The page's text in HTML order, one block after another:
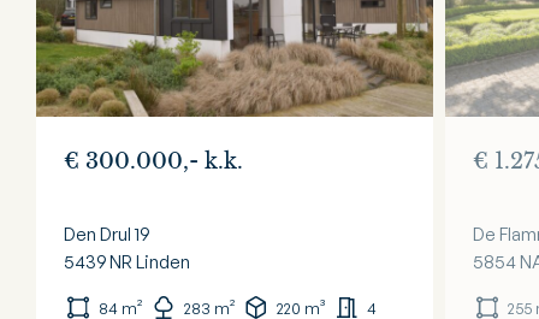
€ 300.000,- k.k.
Den Drul 19
5439 NR Linden
84 m² 283 m² 220 m³ 4
€
De
5854
255